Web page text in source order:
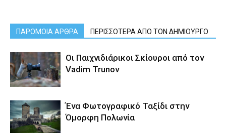
ΠΑΡΟΜΟΙΑ ΑΡΘΡΑ ΠΕΡΙΣΣΟΤΕΡΑ ΑΠΟ ΤΟΝ ΔΗΜΙΟΥΡΓΟ
Οι Παιχνιδιάρικοι Σκίουροι από τον
Vadim Trunov
Ένα Φωτογραφικό Ταξίδι στην
Όμορφη Πολωνία